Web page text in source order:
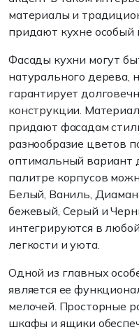
материалы и
придают кухне
Фасады кухни могут
натурального дерева,
гарантирует
конструкции.
придают фасадам
разнообразие цветов
оптимальный вариант
палитре корпусов
Белый, Ваниль,
бежевый, Серый и
интегрируются в
легкости и уюта.
Одной из главных
является ее
мелочей. Просторные
шкафы и ящики